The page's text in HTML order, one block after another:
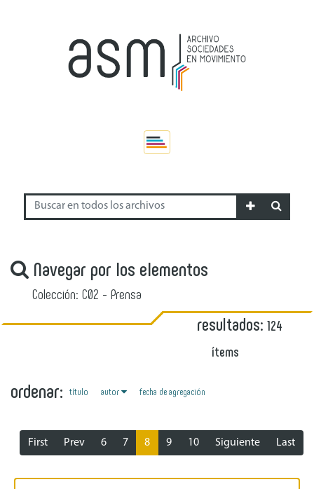
Navegar por los elementos
Colección: C02 - Prensa
resultados: 124
ítems
ordenar: título autor fecha de agregación
First Prev 6 7 8 9 10 Siguiente Last